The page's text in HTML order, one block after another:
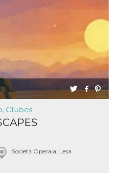
Clubes
Società Operaia, Lesa